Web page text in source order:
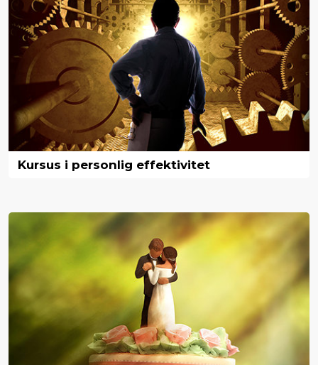
Kursus i personlig effektivitet